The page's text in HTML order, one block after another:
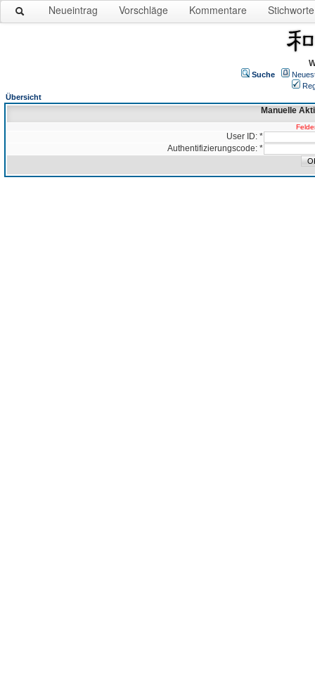
Neueintrag Vorschläge Kommentare Stichworte
Suche
Übersicht
Manuelle
User ID: *
Authentifizierungscode: *